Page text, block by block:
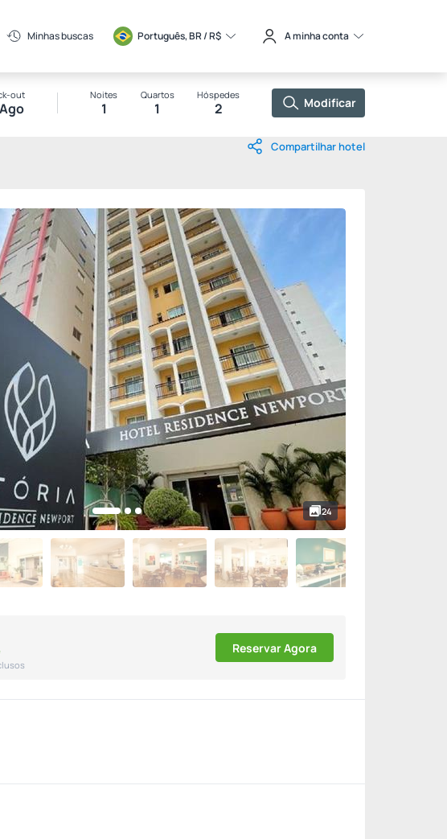
Minhas buscas Português, BR / R$ A minha conta
out Noites
1
Quartos
1
Hóspedes
2 Modificar
Compartilhar hotel
24
Reservar Agora